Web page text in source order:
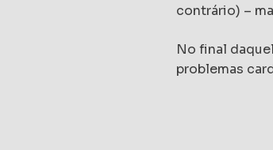
contrário) –
No final
problemas